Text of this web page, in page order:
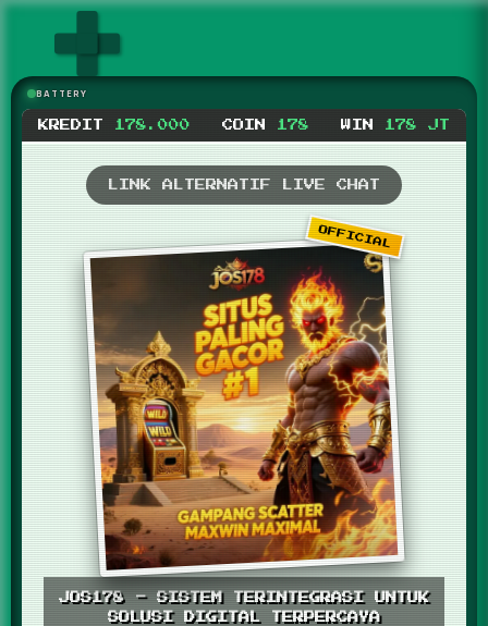
BATTERY
KREDIT 178.000 COIN 178 WIN 178 JT
LINK ALTERNATIF LIVE CHAT
OFFICIAL
JOS178 - SISTEM TERINTEGRASI UNTUK
SOLUSI DIGITAL TERPERCAYA